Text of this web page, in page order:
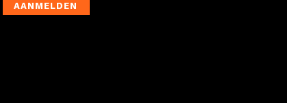
AANMELDEN